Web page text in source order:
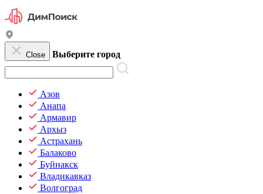
Close Выберите город
Азов
Анапа
Армавир
Архыз
Астрахань
Балаково
Буйнакск
Владикавказ
Волгоград